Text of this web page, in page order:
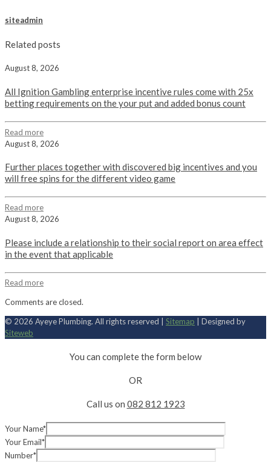
siteadmin
Related posts
August 8, 2026
All Ignition Gambling enterprise incentive rules come with 25x
betting requirements on the your put and added bonus count
Read more
August 8, 2026
Further places together with discovered big incentives and you
will free spins for the different video game
Read more
August 8, 2026
Please include a relationship to their social report on area effect
in the event that applicable
Read more
Comments are closed.
© 2026 Ayeye Plumbing. All rights reserved | Sitemap | Designed by
Siteweb
You can complete the form below
OR
Call us on 082 812 1923
Your Name*
Your Email*
Number*